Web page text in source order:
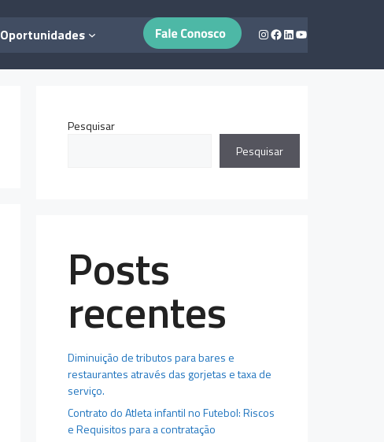
Oportunidades Instagram
Facebook
LinkedIn
Youtube
Pesquisar
Pesquisar
Posts
recentes
Diminuição de tributos para bares e
restaurantes através das gorjetas e taxa de
serviço.
Contrato do Atleta infantil no Futebol: Riscos
e Requisitos para a contratação